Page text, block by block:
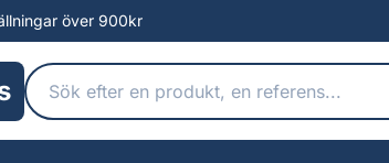
över 900kr